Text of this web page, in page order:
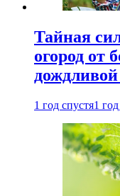
Тайная
огород от
1 год спустя1